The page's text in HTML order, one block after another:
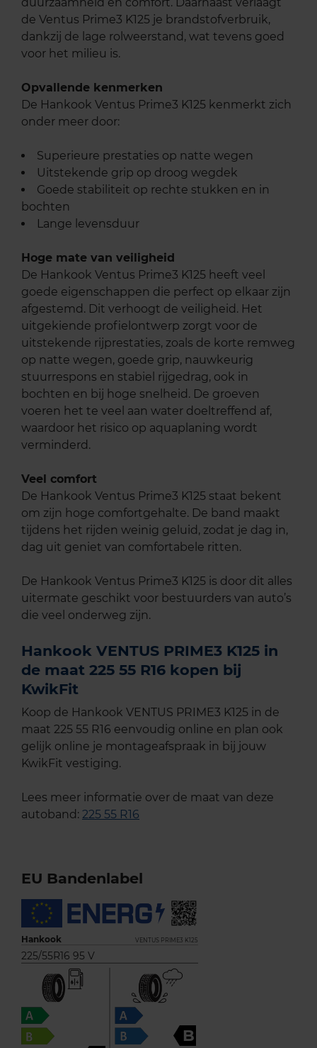
de Ventus Prime3 K125 je brandstofverbruik,
dankzij de lage rolweerstand, wat tevens goed
voor het milieu is.
Opvallende kenmerken
De Hankook Ventus Prime3 K125 kenmerkt zich
onder meer door:
Superieure prestaties op natte wegen
Uitstekende grip op droog wegdek
Goede stabiliteit op rechte stukken en in
bochten
Lange levensduur
Hoge mate van veiligheid
De Hankook Ventus Prime3 K125 heeft veel
goede eigenschappen die perfect op elkaar zijn
afgestemd. Dit verhoogt de veiligheid. Het
uitgekiende profielontwerp zorgt voor de
uitstekende rijprestaties, zoals de korte remweg
op natte wegen, goede grip, nauwkeurig
stuurrespons en stabiel rijgedrag, ook in
bochten en bij hoge snelheid. De groeven
voeren het te veel aan water doeltreffend af,
waardoor het risico op aquaplaning wordt
verminderd.
Veel comfort
De Hankook Ventus Prime3 K125 staat bekent
om zijn hoge comfortgehalte. De band maakt
tijdens het rijden weinig geluid, zodat je dag in,
dag uit geniet van comfortabele ritten.
De Hankook Ventus Prime3 K125 is door dit alles
uitermate geschikt voor bestuurders van auto’s
die veel onderweg zijn.
Hankook VENTUS PRIME3 K125 in
de maat 225 55 R16 kopen bij
KwikFit
Koop de Hankook VENTUS PRIME3 K125 in de
maat 225 55 R16 eenvoudig online en plan ook
gelijk online je montageafspraak in bij jouw
KwikFit vestiging.
Lees meer informatie over de maat van deze
autoband: 225 55 R16
EU Bandenlabel
Hankook VENTUS PRIME3 K125
225/55R16 95 V
B